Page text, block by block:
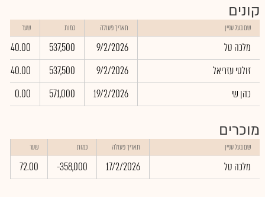
קונים
שם בעל עניין תאריך פעולה כמות שער
מלכה טל 9/2/2026
537,500
40.00
זולטי עזריאל
9/2/2026
537,500
40.00
כהן שי
19/2/2026
571,000
0.00
מוכרים
שם בעל עניין תאריך פעולה כמות שער
מלכה טל 17/2/2026
-358,000
72.00